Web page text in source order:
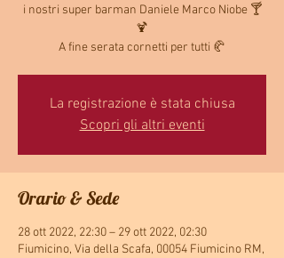
i nostri super barman Daniele Marco Niobe 🍸
🍹
La registrazione è stata chiusa
Scopri gli altri eventi
Orario & Sede
28 ott 2022, 22:30 – 29 ott 2022, 02:30
Fiumicino, Via della Scafa, 00054 Fiumicino RM,